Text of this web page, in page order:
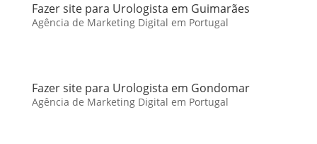
Fazer site para Urologista em Guimarães
Agência de Marketing Digital em Portugal
Fazer site para Urologista em Gondomar
Agência de Marketing Digital em Portugal